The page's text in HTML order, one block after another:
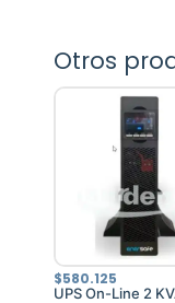
Otros
$580.125
UPS On-Line 2